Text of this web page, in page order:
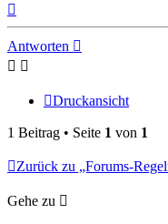
Antworten
Druckansicht
1 Beitrag • Seite 1 von 1
Zurück zu „Forums-
Gehe zu